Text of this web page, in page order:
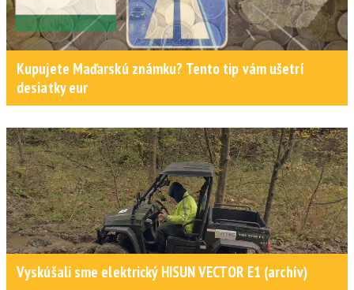
Kupujete Maďarskú známku? Tento tip vám ušetrí
desiatky eur
Vyskúšali sme elektrický HISUN VECTOR E1 (archív)